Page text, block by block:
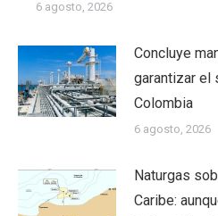
6 agosto, 2026
Concluye
garantizar el
Colombia
6 agosto, 2026
Naturgas
Caribe: